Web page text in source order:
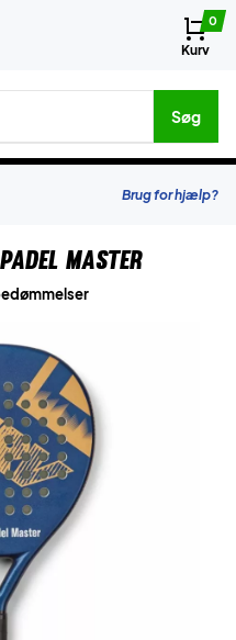
0
Kurv
etc.
Søg
Brug for hjælp?
Padel Master